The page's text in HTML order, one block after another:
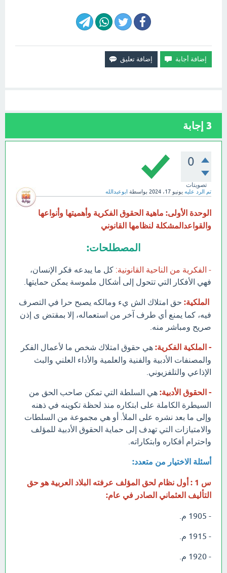
3 إجابة
0
تصويتات
تم الرد عليه يونيو 17، 2024 بواسطة ابوعبدالله
الوحدة الأولى: ماهية الحقوق الفكرية وأهميتها وأنواعها
والقواعدالمشكلة لنظامها القانوني
المصطلحات:
- الفكرية من الناحية القانونية: كل ما يبدعه فكر الإنسان،
فهي الأفكار التي تتحول إلى أشكال ملموسة يمكن حمايتها.
الملكية: حق امتلاك الش يء ومالكه يصبح حرا في التصرف
فيه، كما يمنع أي طرف آخر من استعماله، إلا بمقتض ى إذن
صريح ومباشر منه.
- الملكية الفكرية: هي حقوق امتلاك شخص ما لأعمال الفكر
والمصنفات الأدبية والفنية والعلمية والأداء العلني والبث
الإذاعي والتلفزيوني.
- الحقوق الأدبية: هي السلطة التي تمكن صاحب الحق من
السيطرة الكاملة على ابتكاره منذ لحظة تكوينه في ذهنه
وإلى ما بعد نشره على الملأ. أو هي مجموعة من السلطات
والامتيازات التي تهدف إلى حماية الحقوق الأدبية للمؤلف
واحترام أفكاره وابتكاراته.
أسئلة الاختيار من متعدد:
س 1 : أول نظام لحق المؤلف عرفته البلاد العربية هو حق
التأليف العثماني الصادر في عام:
- 1905 م.
- 1915 م.
- 1920 م.